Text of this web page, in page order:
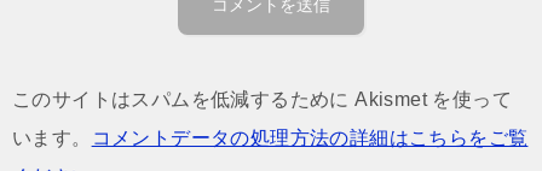
このサイトはスパムを低減するために Akismet を使って
います。
コメントデータの処理方法の詳細はこちらをご覧